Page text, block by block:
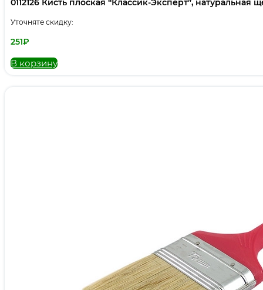
0112126 Кисть плоская “Классик-Эксперт”, натуральная
Уточняте скидку:
251₽
В корзину